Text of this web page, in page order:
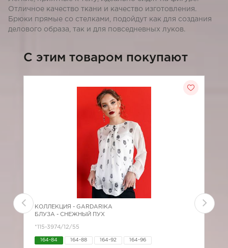
Отличное качество ткани и качество изготовления.
Брюки прямые со стелками, подойдут как для создания
делового образа, так и для повседневных луков.
C этим товаром покупают
КОЛЛЕКЦИЯ - GARDARIKA
БЛУЗА - СНЕЖНЫЙ ПУХ
*115-3974/12/55
164-84 164-88 164-92 164-96